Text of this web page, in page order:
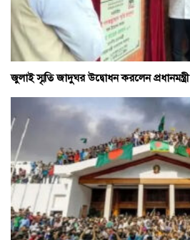
জুলাই স্মৃতি জাদুঘর উদ্বোধন করলেন প্রধানমন্ত্রী